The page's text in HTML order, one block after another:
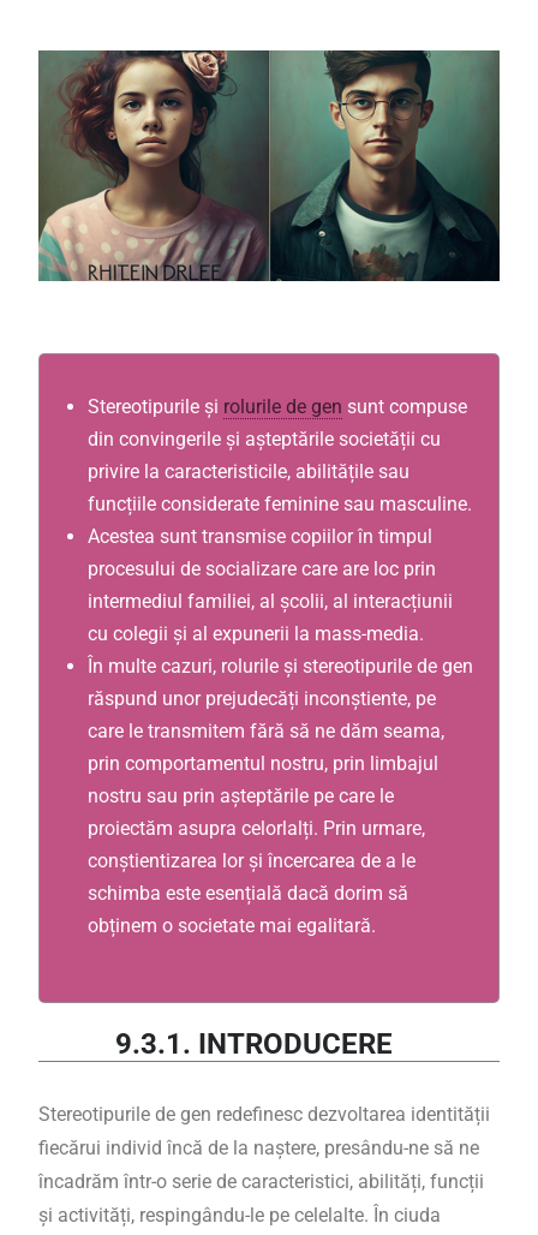
Stereotipurile și rolurile de gen sunt compuse
din convingerile și așteptările societății cu
privire la caracteristicile, abilitățile sau
funcțiile considerate feminine sau masculine.
Acestea sunt transmise copiilor în timpul
procesului de socializare care are loc prin
intermediul familiei, al școlii, al interacțiunii
cu colegii și al expunerii la mass-media.
În multe cazuri, rolurile și stereotipurile de gen
răspund unor prejudecăți inconștiente, pe
care le transmitem fără să ne dăm seama,
prin comportamentul nostru, prin limbajul
nostru sau prin așteptările pe care le
proiectăm asupra celorlalți. Prin urmare,
conștientizarea lor și încercarea de a le
schimba este esențială dacă dorim să
obținem o societate mai egalitară.
9.3.1. INTRODUCERE
Stereotipurile de gen redefinesc dezvoltarea identității
fiecărui individ încă de la naștere, presându-ne să ne
încadrăm într-o serie de caracteristici, abilități, funcții
și activități, respingându-le pe celelalte. În ciuda